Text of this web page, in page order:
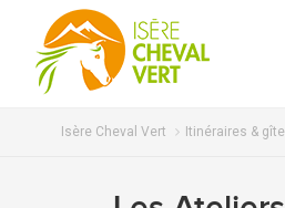
Isère Cheval Vert Itinéraires &